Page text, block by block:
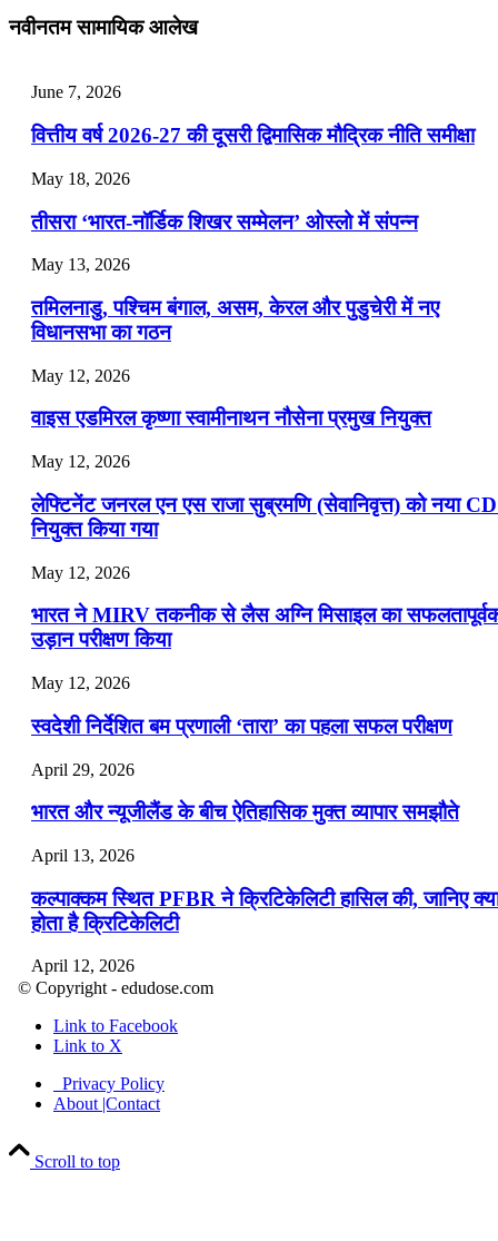
July 25, 2026
📝 डेली करेंट अफेयर्स: 22-24 जुलाई 2026
July 22, 2026
📝 डेली करेंट अफेयर्स: 19-21 जुलाई 2026
July 19, 2026
📝 डेली करेंट अफेयर्स: 16-18 जुलाई 2026
नवीनतम सामायिक आलेख
June 7, 2026
वित्तीय वर्ष 2026-27 की दूसरी द्विमासिक मौद्रिक नीति समीक्षा
May 18, 2026
तीसरा ‘भारत-नॉर्डिक शिखर सम्मेलन’ ओस्लो में संपन्न
May 13, 2026
तमिलनाडु, पश्चिम बंगाल, असम, केरल और पुडुचेरी में नए
विधानसभा का गठन
May 12, 2026
वाइस एडमिरल कृष्णा स्वामीनाथन नौसेना प्रमुख नियुक्त
May 12, 2026
लेफ्टिनेंट जनरल एन एस राजा सुब्रमणि (सेवानिवृत्त) को नया
नियुक्त किया गया
May 12, 2026
भारत ने MIRV तकनीक से लैस अग्नि मिसाइल का
उड़ान परीक्षण किया
May 12, 2026
स्वदेशी निर्देशित बम प्रणाली ‘तारा’ का पहला सफल परीक्षण
April 29, 2026
भारत और न्यूजीलैंड के बीच ऐतिहासिक मुक्त व्यापार समझौते
April 13, 2026
कल्पाक्कम स्थित PFBR ने क्रिटिकेलिटी हासिल की, जानिए
होता है क्रिटिकेलिटी
April 12, 2026
April 9, 2026
नासा का आर्टेमिस-2 मिशन: मनुष्य एक बार फिर से चंद्रमा के
पहुंचा
April 7, 2026
© Copyright - edudose.com
Link to Facebook
Link to X
Privacy Policy
About |Contact
Scroll to top